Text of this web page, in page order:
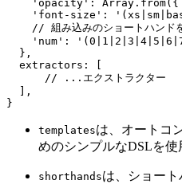
    '
opacity ' : Array . from({
    '
font-size ' : '
// 組み込みのショートハンド
    '
num ' : '
  },
  extractors
:
      // ...エクストラクター
  ],
}
templatesは、オートコ
めのシンプルなDSLを使
shorthandsは、ショー